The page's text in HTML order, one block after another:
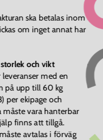
ska betalas inom
om inget annat har
och vikt
med en
på upp till 60 kg
per ekipage och
måste vara hanterbar
finns att tillgå.
avtalas i förväg